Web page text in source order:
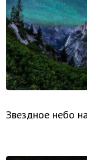
Звездное небо